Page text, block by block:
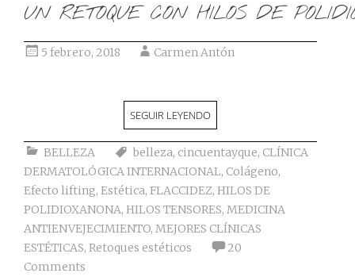
UN RETOQUE CON HILOS DE
5 febrero, 2018 Carmen Antón
SEGUIR LEYENDO
BELLEZA belleza, cincuentayque, CLÍNICA
DERMATOLÓGICA INTERNACIONAL, Colágeno,
Efecto lifting, Estética, FLACCIDEZ, HILOS DE
POLIDIOXANONA, HILOS TENSORES, MEDICINA
ANTIENVEJECIMIENTO, MEJORES CLÍNICAS
ESTÉTICAS, Retoques estéticos
20
Comments